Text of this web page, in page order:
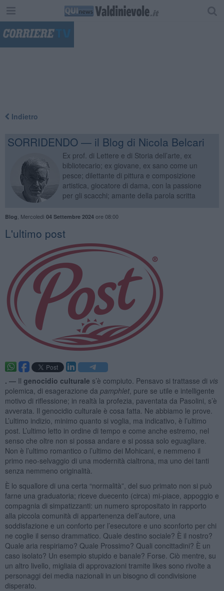
Indietro
SORRIDENDO — il Blog di Nicola Belcari
Ex prof. di Lettere e di Storia dell’arte, ex
bibliotecario; ex giovane, ex sano come un
pesce; dilettante di pittura e composizione
artistica, giocatore di dama, con la passione
per gli scacchi; amante della parola scritta
Blog Mercoledì 04 Settembre 2024ore 08:00
L'ultimo post
. — Il genocidio culturale s’è compiuto. Pensavo si trattasse di vis
polemica, di esagerazione da pamphlet, pure se utile e intelligente
motivo di riflessione; in realtà la profezia, paventata da Pasolini, s’è
avverata. Il genocidio culturale è cosa fatta. Ne abbiamo le prove.
L’ultimo indizio, minimo quanto si voglia, ma indicativo, è l’ultimo
post. L’ultimo letto in ordine di tempo e come anche estremo, nel
senso che oltre non si possa andare e si possa solo eguagliare.
Non è l’ultimo romantico o l’ultimo dei Mohicani, e nemmeno il
primo neo-selvaggio di una modernità cialtrona, ma uno dei tanti
senza nemmeno originalità.
È lo squallore di una certa “normalità”, del suo primato non si può
farne una graduatoria; riceve duecento (circa) mi-piace, appoggio e
compagnia di simpatizzanti: un numero spropositato in rapporto
alla piccola comunità di appartenenza dell’autore, una
soddisfazione e un conforto per l’esecutore e uno sconforto per chi
ne coglie il senso drammatico. Quale destino sociale? È il nostro?
Quale aria respiriamo? Quale Prossimo? Quali concittadini? È un
caso isolato? Un esempio stupido e banale? Forse. Ciò mentre, su
un altro livello, migliaia di approvazioni tramite likes sono rivolte a
personaggi dei media nazionali in un bisogno di condivisione
disperato.